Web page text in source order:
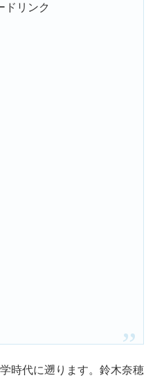
ドリンク
時代に遡ります。鈴木奈穂